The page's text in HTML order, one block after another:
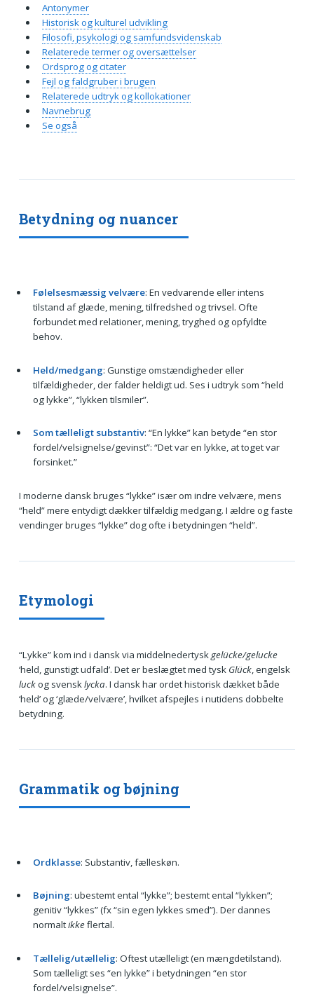
Betydning og nuancer
Følelsesmæssig velvære: En vedvarende eller intens
tilstand af glæde, mening, tilfredshed og trivsel. Ofte
forbundet med relationer, mening, tryghed og opfyldte
behov.
Held/medgang: Gunstige omstændigheder eller
tilfældigheder, der falder heldigt ud. Ses i udtryk som “held
og lykke”, “lykken tilsmiler”.
Som tælleligt substantiv: “En lykke” kan betyde “en stor
fordel/velsignelse/gevinst”: “Det var en lykke, at toget var
forsinket.”
I moderne dansk bruges “lykke” især om indre velvære, mens
“held” mere entydigt dækker tilfældig medgang. I ældre og faste
vendinger bruges “lykke” dog ofte i betydningen “held”.
Etymologi
“Lykke” kom ind i dansk via middelnedertyskgelücke/gelucke
‘held, gunstigt udfald’. Det er beslægtet med tysk Glück, engelsk
luckog svensklycka. I dansk har ordet historisk dækket både
‘held’ og ‘glæde/velvære’, hvilket afspejles i nutidens dobbelte
betydning.
Grammatik og bøjning
Ordklasse: Substantiv, fælleskøn.
Bøjning: ubestemt ental “lykke”; bestemt ental “lykken”;
genitiv “lykkes” (fx “sin egen lykkes smed”). Der dannes
normaltikkeflertal.
Tællelig/utællelig: Oftest utælleligt (en mængdetilstand).
Som tælleligt ses “en lykke” i betydningen “en stor
fordel/velsignelse”.
Antonymer
Historisk og kulturel udvikling
Filosofi, psykologi og samfundsvidenskab
Relaterede termer og oversættelser
Ordsprog og citater
Fejl og faldgruber i brugen
Relaterede udtryk og kollokationer
Navnebrug
Se også